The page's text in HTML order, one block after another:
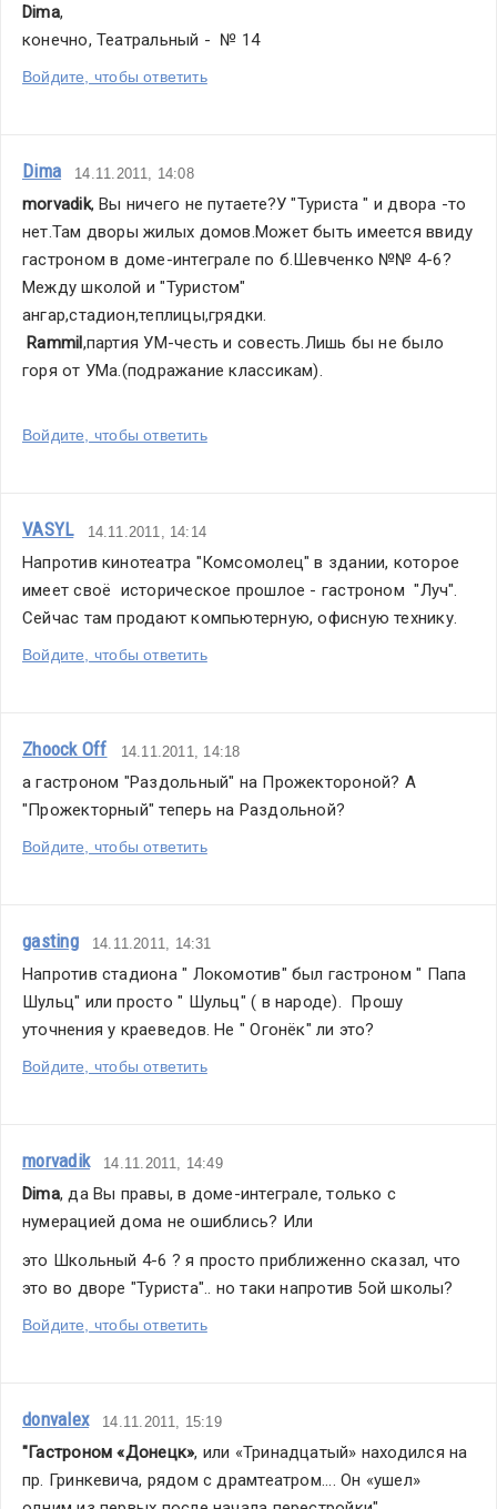
Dima,
конечно, Театральный -  № 14
Войдите, чтобы ответить
Dima 14.11.2011, 14:08
morvadik, Вы ничего не путаете?У "Туриста " и двора -то
нет.Там дворы жилых домов.Может быть имеется ввиду
гастроном в доме-интеграле по б.Шевченко №№ 4-6?
Между школой и "Туристом"
ангар,стадион,теплицы,грядки.
Rammil ,партия УМ-честь и совесть.Лишь бы не было
горя от УМа.(подражание классикам).
Войдите, чтобы ответить
VASYL 14.11.2011, 14:14
Напротив кинотеатра "Комсомолец" в здании, которое
имеет своё  историческое прошлое - гастроном  "Луч".
Сейчас там продают компьютерную, офисную технику.
Войдите, чтобы ответить
Zhoock Off 14.11.2011, 14:18
а гастроном "Раздольный" на Прожектороной? А
"Прожекторный" теперь на Раздольной?
Войдите, чтобы ответить
gasting 14.11.2011, 14:31
Напротив стадиона " Локомотив" был гастроном " Папа
Шульц" или просто " Шульц" ( в народе).  Прошу
уточнения у краеведов. Не " Огонёк" ли это?
Войдите, чтобы ответить
morvadik 14.11.2011, 14:49
Dima, да Вы правы, в доме-интеграле, только с
нумерацией дома не ошиблись? Или
это Школьный 4-6 ? я просто приближенно сказал, что
это во дворе "Туриста".. но таки напротив 5ой школы?
Войдите, чтобы ответить
donvalex 14.11.2011, 15:19
"Гастроном «Донецк», или «Тринадцатый» находился на
пр. Гринкевича, рядом с драмтеатром.... Он «ушел»